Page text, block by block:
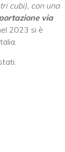
cubi), con una
via
2023 si è